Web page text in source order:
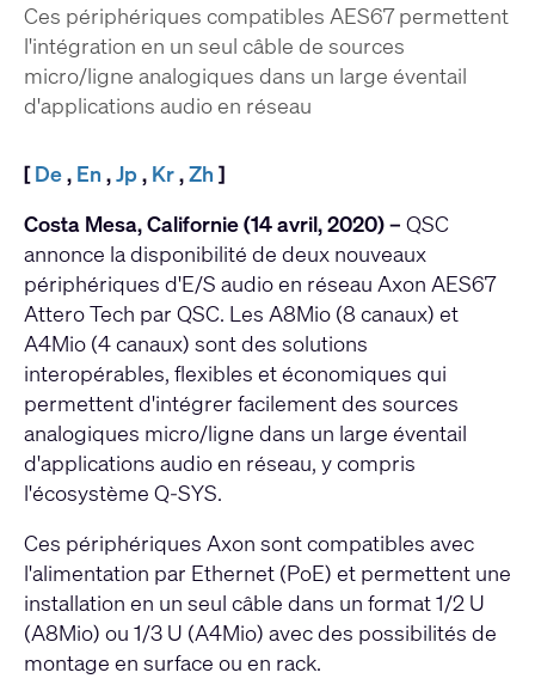
Ces périphériques compatibles AES67 permettent
l'intégration en un seul câble de sources
micro/ligne analogiques dans un large éventail
d'applications audio en réseau
[De, En ,Jp, Kr,Zh ]
Costa Mesa, Californie (14 avril, 2020) – QSC
annonce la disponibilité de deux nouveaux
périphériques d'E/S audio en réseau Axon AES67
Attero Tech par QSC. Les A8Mio (8 canaux) et
A4Mio (4 canaux) sont des solutions
interopérables, flexibles et économiques qui
permettent d'intégrer facilement des sources
analogiques micro/ligne dans un large éventail
d'applications audio en réseau, y compris
l'écosystème Q-SYS.
Ces périphériques Axon sont compatibles avec
l'alimentation par Ethernet (PoE) et permettent une
installation en un seul câble dans un format 1/2 U
(A8Mio) ou 1/3 U (A4Mio) avec des possibilités de
montage en surface ou en rack.